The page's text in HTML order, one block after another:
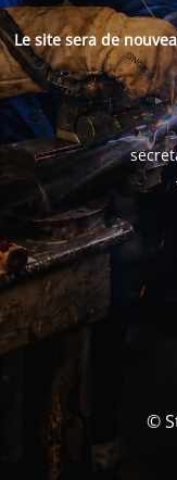
Le site sera de
©